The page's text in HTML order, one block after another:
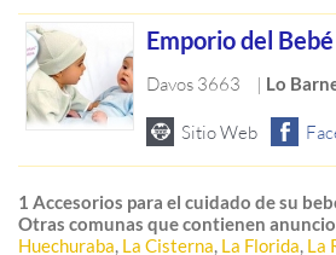
Emporio del Bebé
Davos 3663 | Lo
1 Accesorios para el cuidado de su
Otras comunas que contienen
Huechuraba, La Cisterna, La Florida, La